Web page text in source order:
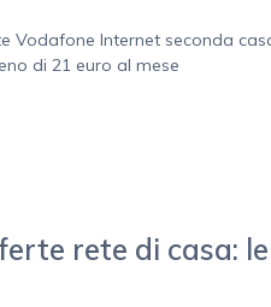
Vodafone Internet seconda
di 21 euro al mese
rete di casa: